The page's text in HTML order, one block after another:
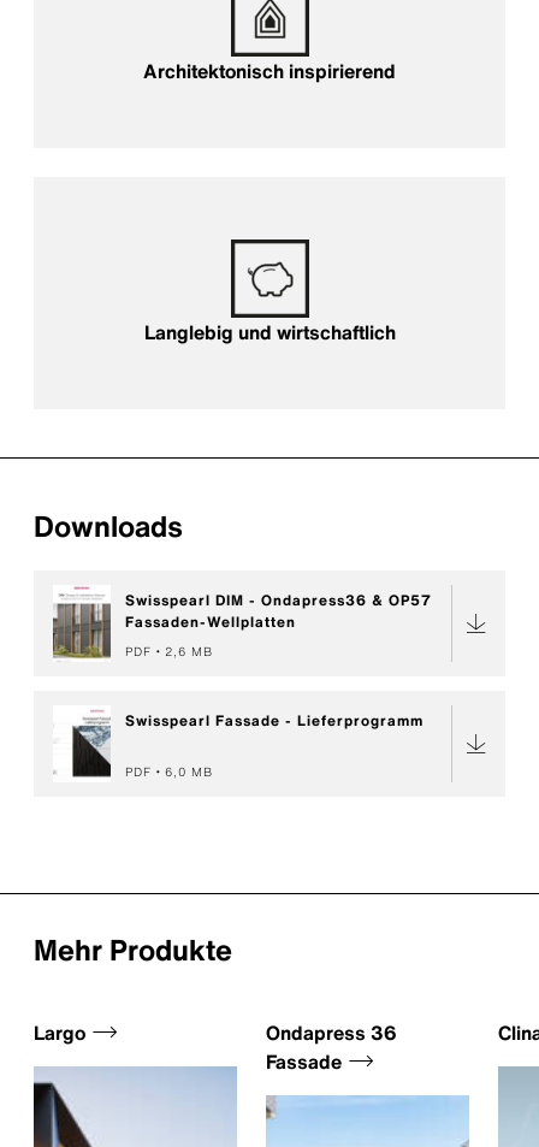
Architektonisch inspirierend
Langlebig und wirtschaftlich
Downloads
Swisspearl DIM - Ondapress36 & OP57
Fassaden-Wellplatten
PDF 2,6 MB
Swisspearl Fassade - Lieferprogramm
PDF 6,0 MB
Mehr Produkte
Largo
Ondapress 36
Fassade